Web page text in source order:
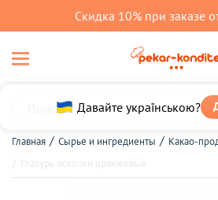
Скидка 10% при заказе
Давайте українською?
Главная Сырье и ингредиенты Какао-